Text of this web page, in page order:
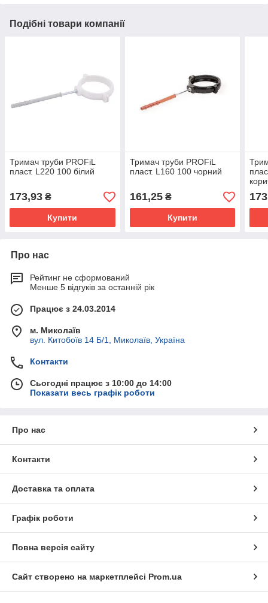
Подібні товари компанії
Тримач труби PROFiL
пласт. L220 100 білий
173,93 ₴
Купити
Тримач труби PROFiL
пласт. L160 100 чорний
161,25₴
Купити
Про нас
Рейтинг не сформований
Менше 5 відгуків за останній рік
Працює з 24.03.2014
м. Миколаїв
вул. Китобоїв 14 Б/1, Миколаїв, Україна
Контакти
Сьогодні працює з 10:00 до 14:00
Показати весь графік роботи
Про нас
Контакти
Доставка та оплата
Графік роботи
Повна версія сайту
Сайт створено на маркетплейсі Prom.ua